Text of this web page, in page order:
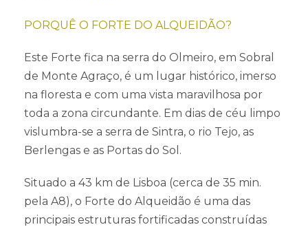
PORQUÊ O FORTE DO ALQUEIDÃO?
Este Forte fica na serra do Olmeiro, em Sobral
de Monte Agraço, é um lugar histórico, imerso
na floresta e com uma vista maravilhosa por
toda a zona circundante. Em dias de céu limpo
vislumbra-se a serra de Sintra, o rio Tejo, as
Berlengas e as Portas do Sol.
Situado a 43 km de Lisboa (cerca de 35 min.
pela A8), o Forte do Alqueidão é uma das
principais estruturas fortificadas construídas